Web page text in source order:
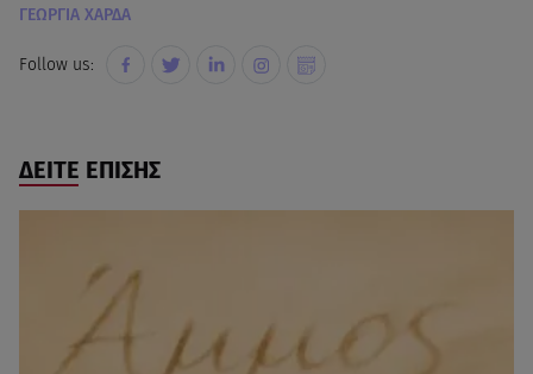
ΓΕΩΡΓΙΑ ΧΑΡΔΑ
Follow us:
ΔΕΙΤΕ ΕΠΙΣΗΣ